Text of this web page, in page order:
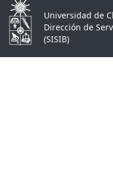
Universidad de
Dirección de
(SISIB)